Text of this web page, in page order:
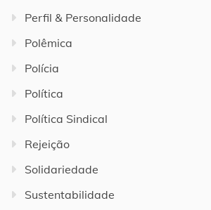
Perfil & Personalidade
Polêmica
Polícia
Política
Política Sindical
Rejeição
Solidariedade
Sustentabilidade